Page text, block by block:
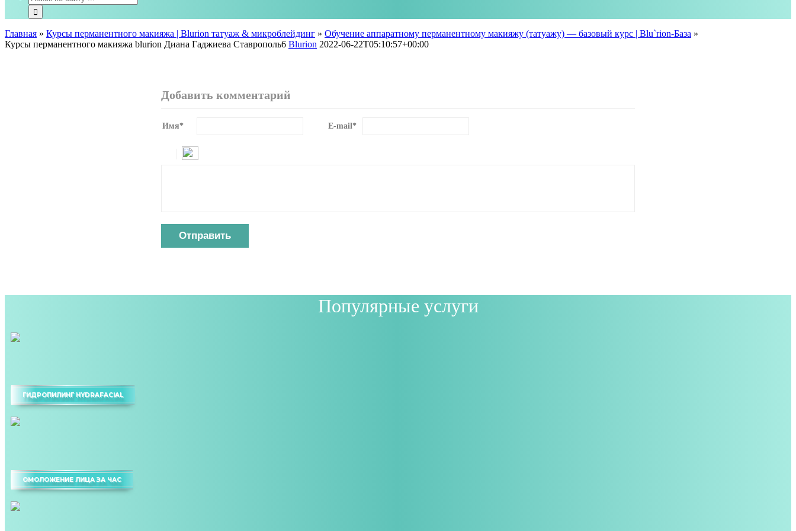
Главная » Курсы перманентного макияжа | Blurion татуаж & микроблейдинг » Обучение аппаратному перманентному макияжу (татуажу) — базовый курс | Blu`rion-База »
Курсы перманентного макияжа blurion Диана Гаджиева Ставрополь6 Blurion 2022-06-22T05:10:57+00:00
Добавить комментарий
Имя* E-mail*
Отправить
Популярные услуги
ГИДРОПИЛИНГ HYDRAFACIAL
ОМОЛОЖЕНИЕ ЛИЦА ЗА ЧАС